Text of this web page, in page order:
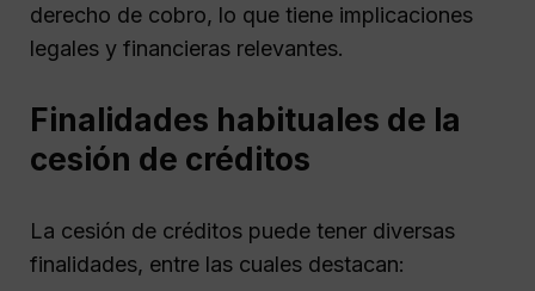
derecho de cobro, lo que tiene implicaciones
legales y financieras relevantes.
Finalidades habituales de la
cesión de créditos
La cesión de créditos puede tener diversas
finalidades, entre las cuales destacan: